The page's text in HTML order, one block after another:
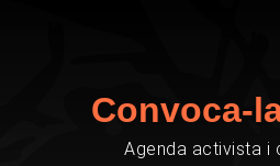
Convoca-
Agenda activista i